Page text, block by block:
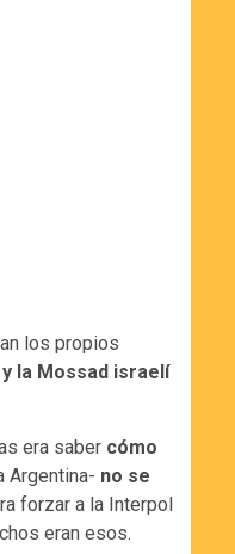
los propios
la Mossad israelí
era saber cómo
Argentina- no se
forzar a la Interpol
eran esos.